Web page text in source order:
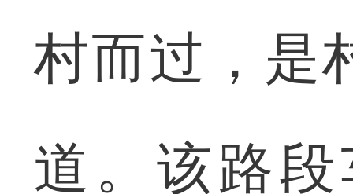
村而过，是
道。该路